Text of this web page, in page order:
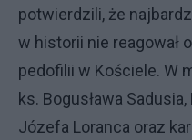
potwierdzili, że
w historii nie reagował
pedofilii w Kościele. W
ks. Bogusława
Józefa Loranca oraz